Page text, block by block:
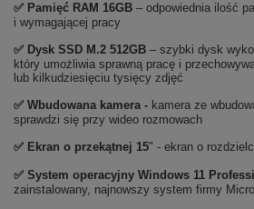
✅ Pamięć RAM 16GB – odpowiednia ilość
i wymagającej pracy
✅ Dysk SSD M.2 512GB – szybki dysk
który umożliwia sprawną pracę i
lub kilkudziesięciu tysięcy zdjęć
✅ Wbudowana kamera - kamera ze
sprawdzi się przy wideo rozmowach
✅ Ekran o przekątnej 15" - ekran o
✅ System operacyjny Windows 11
zainstalowany, najnowszy system firmy